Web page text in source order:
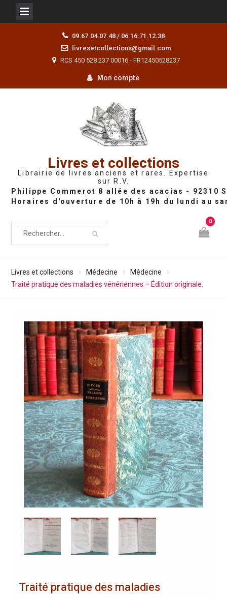
09.67.04.07.48 / 06.16.71.12.38
livresetcollections@gmail.com
RCS 450 528 237 00016 - FR12450528237
Mon compte
Livres et collections
Librairie de livres anciens et rares. Expertise
sur R.V.
0
Livres et collections Médecine
Médecine
Traité pratique des maladies vénériennes – Édition originale.
Traité pratique des maladies